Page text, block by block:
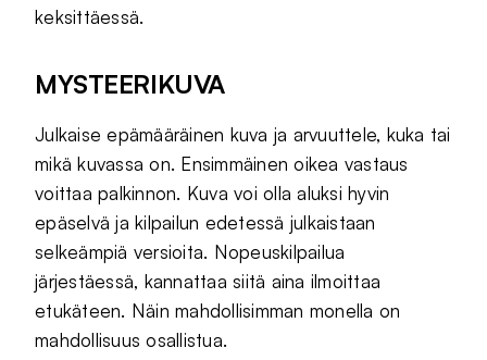
keksittäessä.
MYSTEERIKUVA
Julkaise epämääräinen kuva ja arvuuttele, kuka tai
mikä kuvassa on. Ensimmäinen oikea vastaus
voittaa palkinnon. Kuva voi olla aluksi hyvin
epäselvä ja kilpailun edetessä julkaistaan
selkeämpiä versioita. Nopeuskilpailua
järjestäessä, kannattaa siitä aina ilmoittaa
etukäteen. Näin mahdollisimman monella on
mahdollisuus osallistua.